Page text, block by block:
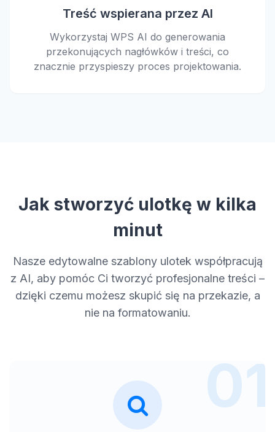
Treść wspierana przez AI
Wykorzystaj WPS AI do generowania
przekonujących nagłówków i treści, co
znacznie przyspieszy proces projektowania.
Jak stworzyć ulotkę w kilka
minut
Nasze edytowalne szablony ulotek współpracują
z AI, aby pomóc Ci tworzyć profesjonalne treści –
dzięki czemu możesz skupić się na przekazie, a
nie na formatowaniu.
01